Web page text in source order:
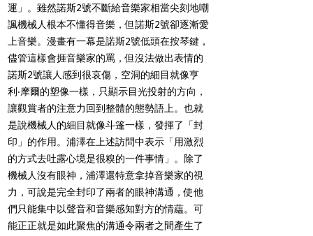
運」。雖然諾斯2號不斷給音樂家相當尖刻地嘲
諷機械人根本不懂得音樂，但諾斯2號卻逐漸愛
上音樂。漫畫有一幕是諾斯2號低頭在按琴鍵，
儘管這樣會捱音樂家的罵，但沒法做出表情的
諾斯2號讓人感到很哀傷，空洞的細目就像亨
利‧摩爾的塑像一樣，只顯示目光投射的方向，
讓觀賞者的注意力回到整體的態勢語上。也就
是說機械人的細目就像斗篷一樣，發揮了「封
印」的作用。浦澤在上述訪問中表示「用激烈
的方式去吐露心境是很糗的一件事情」。除了
機械人沒有眼神，浦澤還特意拿掉音樂家的視
力，可說是完全封印了兩者的眼神溝通，使他
們只能集中以聲音和音樂感知對方的情藴。可
能正正就是如此聚焦的溝通令兩者之間產生了